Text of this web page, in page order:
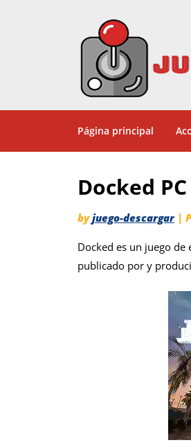
Página principal
Docked
byjuego-descargar |
Docked es un juego
publicado por y